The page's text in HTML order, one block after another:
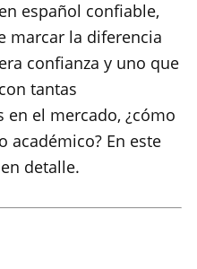
en español confiable,
marcar la diferencia
confianza y uno que
tantas
el mercado, ¿cómo
académico? En este
detalle.